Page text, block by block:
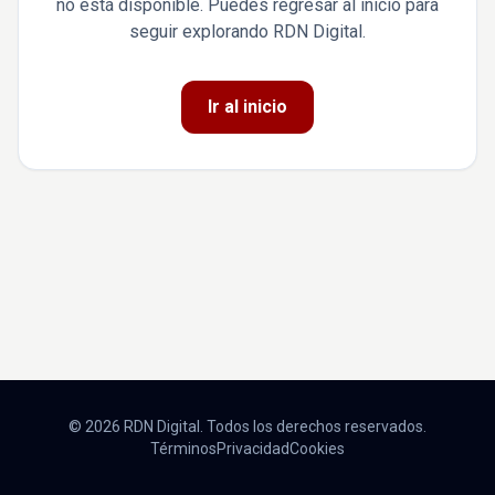
no está disponible. Puedes regresar al inicio para
seguir explorando RDN Digital.
Ir al inicio
© 2026 RDN Digital. Todos los derechos reservados.
TérminosPrivacidadCookies